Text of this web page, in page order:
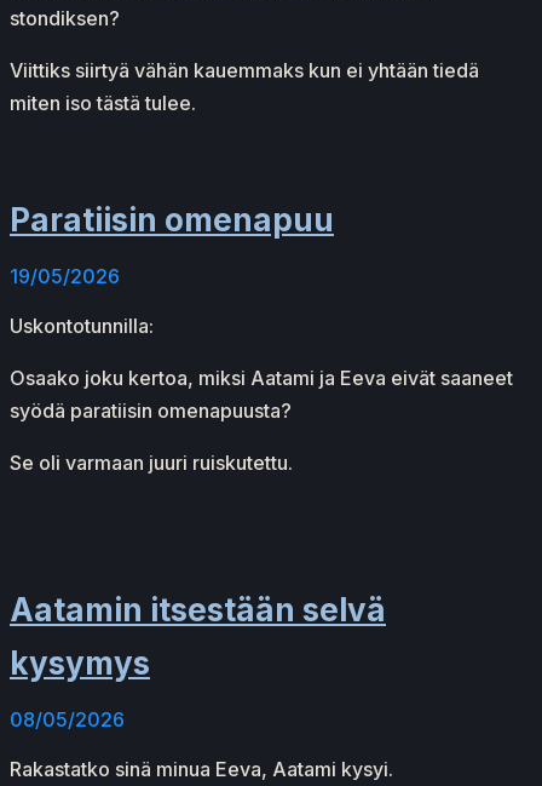
stondiksen?
Viittiks siirtyä vähän kauemmaks kun ei yhtään tiedä
miten iso tästä tulee.
Paratiisin omenapuu
19/05/2026
Uskontotunnilla:
Osaako joku kertoa, miksi Aatami ja Eeva eivät saaneet
syödä paratiisin omenapuusta?
Se oli varmaan juuri ruiskutettu.
Aatamin itsestään selvä
kysymys
08/05/2026
Rakastatko sinä minua Eeva, Aatami kysyi.